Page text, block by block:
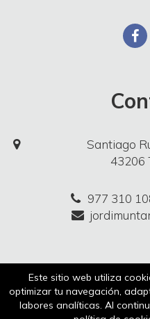
Santiago
43206
977 310
Aviso legal
Política de
Este sitio web utiliza
optimizar tu navegación,
labores analíticas. Al